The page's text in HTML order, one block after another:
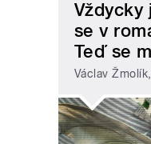
Vždycky
se v
Teď se
Václav